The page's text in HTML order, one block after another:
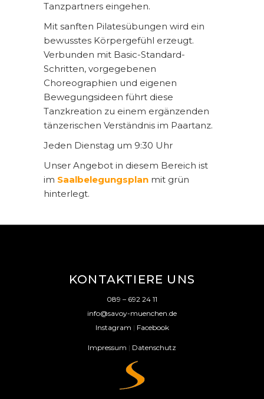
Tanzpartners eingehen.
Mit sanften Pilatesübungen wird ein
bewusstes Körpergefühl erzeugt.
Verbunden mit Basic-Standard-
Schritten, vorgegebenen
Choreographien und eigenen
Bewegungsideen führt diese
Tanzkreation zu einem ergänzenden
tänzerischen Verständnis im Paartanz.
Jeden Dienstag um 9:30 Uhr
Unser Angebot in diesem Bereich ist
im Saalbelegungsplan mit grün
hinterlegt.
KONTAKTIERE UNS
089 – 692 24 11
info@savoy-muenchen.de
Instagram | Facebook
Impressum | Datenschutz